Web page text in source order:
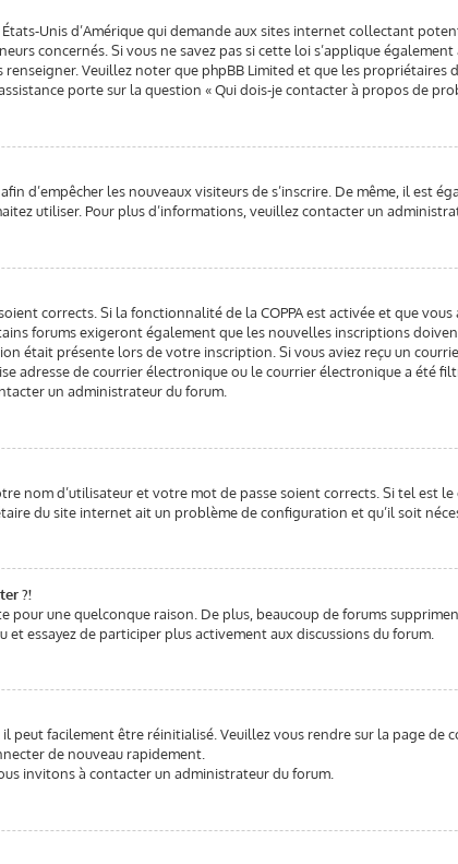
États-Unis d’Amérique qui demande aux sites internet collectant
concernés. Si vous ne savez pas si cette loi s’applique
Veuillez noter que phpBB Limited et que les propriétaires
porte sur la question « Qui dois-je contacter à propos de
d’empêcher les nouveaux visiteurs de s’inscrire. De même, il est
utiliser. Pour plus d’informations, veuillez contacter un
corrects. Si la fonctionnalité de la COPPA est activée et que
forums exigeront également que les nouvelles inscriptions
était présente lors de votre inscription. Si vous aviez reçu un
adresse de courrier électronique ou le courrier électronique a été
un administrateur du forum.
nom d’utilisateur et votre mot de passe soient corrects. Si tel est
du site internet ait un problème de configuration et qu’il soit
?!
pour une quelconque raison. De plus, beaucoup de forums
essayez de participer plus activement aux discussions du forum.
peut facilement être réinitialisé. Veuillez vous rendre sur la page de
de nouveau rapidement.
invitons à contacter un administrateur du forum.